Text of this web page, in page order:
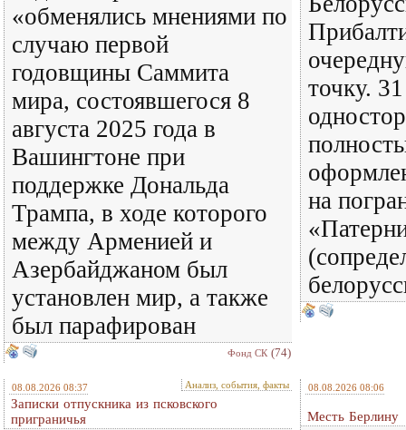
«обменялись мнениями по
случаю первой
годовщины Саммита
мира, состоявшегося 8
августа 2025 года в
Вашингтоне при
поддержке Дональда
Трампа, в ходе которого
между Арменией и
Азербайджаном был
установлен мир, а также
был парафирован
Фонд СК (74)
точку.
на
08.08.2026 08:37 Анализ, события, факты
Записки отпускника из псковского
приграничья
08.08.2026 08:06
Месть Берлину